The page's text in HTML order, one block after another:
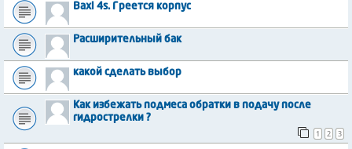
Baxi 4s. Греется корпус
Расширительный бак
какой сделать выбор
Как избежать подмеса обратки в подачу после
гидрострелки ?
1
2 3